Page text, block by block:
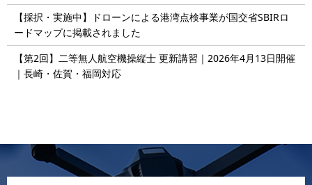
【採択・実施中】ドローンによる港湾点検事業が国交省SBIRロ
ードマップに掲載されました
【第2回】二等無人航空機操縦士 更新講習｜2026年4月13日開催
｜長崎・佐賀・福岡対応